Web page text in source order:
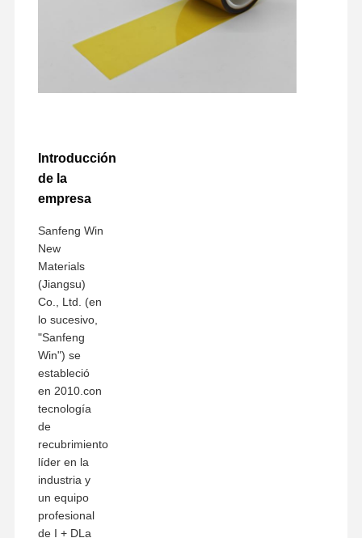
Introducción
de la
empresa
Sanfeng Win
New
Materials
(Jiangsu)
Co., Ltd. (en
lo sucesivo,
"Sanfeng
Win") se
estableció
en 2010.con
tecnología
de
recubrimiento
líder en la
industria y
un equipo
profesional
de I + DLa